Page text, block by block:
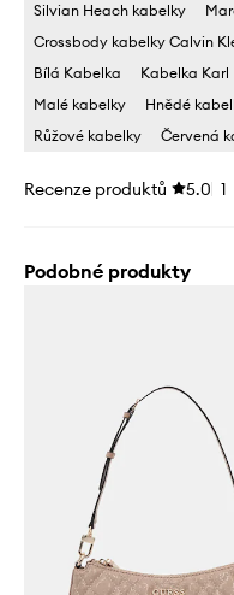
Silvian Heach kabelky
Crossbody kabelky Calvin
Bílá Kabelka
Kabelka Karl
Malé kabelky
Hnědé
Růžové kabelky
Červená
Recenze produktů 5.0 1
Podobné produkty